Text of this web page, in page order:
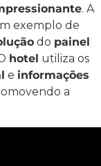
. A
exemplo de
do painel
hotel utiliza os
e informações
a